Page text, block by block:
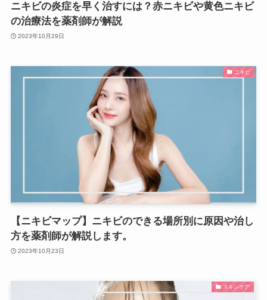
ニキビの炎症を早く治すには？赤ニキビや黄色ニキビ
の治療法を薬剤師が解説
2023年10月29日
ニキビ
【ニキビマップ】ニキビのできる場所別に原因や治し
方を薬剤師が解説します。
2023年10月23日
スキンケア